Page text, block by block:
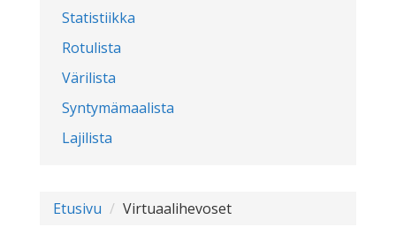
Statistiikka
Rotulista
Värilista
Syntymämaalista
Lajilista
Etusivu Virtuaalihevoset